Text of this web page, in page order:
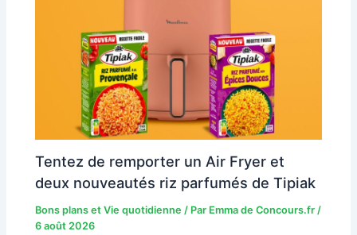
Tentez de remporter un Air Fryer et
deux nouveautés riz parfumés de Tipiak
Bons plans et Vie quotidienne / Par Emma de Concours.fr/
6 août 2026